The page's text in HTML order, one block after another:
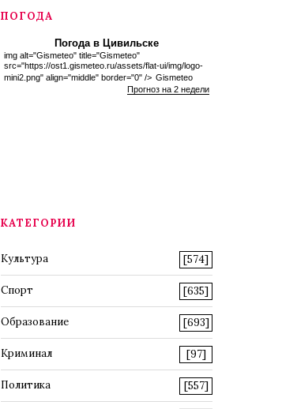
ПОГОДА
Погода в Цивильске
img alt="Gismeteo" title="Gismeteo"
src="https://ost1.gismeteo.ru/assets/flat-ui/img/logo-
mini2.png" align="middle" border="0" /> Gismeteo
Прогноз на 2 недели
КАТЕГОРИИ
Культура [574]
Спорт [635]
Образование [693]
Криминал [97]
Политика [557]